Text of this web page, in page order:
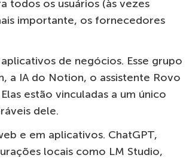
todos os usuários (às vezes
importante, os fornecedores
de negócios. Esse grupo
a IA do Notion, o assistente Rovo
estão vinculadas a um único
dele.
e em aplicativos. ChatGPT,
locais como LM Studio,